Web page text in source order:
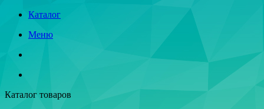
Каталог
Меню
Каталог товаров